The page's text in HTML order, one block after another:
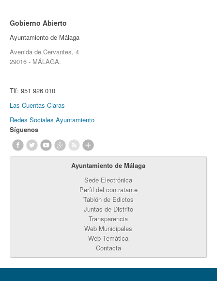
Gobierno Abierto
Ayuntamiento de Málaga
Avenida de Cervantes, 4
29016 - MÁLAGA.
Tlf: 951 926 010
Las Cuentas Claras
Redes Sociales Ayuntamiento
Síguenos
Ayuntamiento de Málaga
Sede Electrónica
Perfil del contratante
Tablón de Edictos
Juntas de Distrito
Transparencia
Web Municipales
Web Temática
Contacta